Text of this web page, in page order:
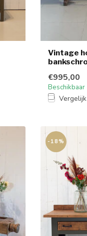
Vintage
€995,00
Beschikbaar
Vergelijk
-18%